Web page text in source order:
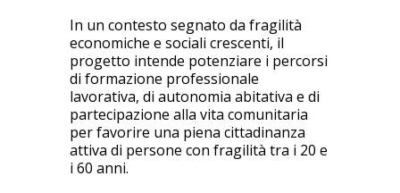
In un contesto segnato da fragilità
economiche e sociali crescenti, il
progetto intende potenziare i percorsi
di formazione professionale
lavorativa, di autonomia abitativa e di
partecipazione alla vita comunitaria
per favorire una piena cittadinanza
attiva di persone con fragilità tra i 20 e
i 60 anni.